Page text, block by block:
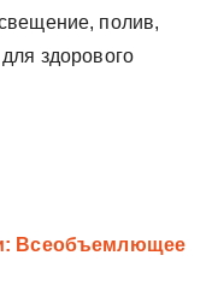
полив,
здорового
Всеобъемлющее